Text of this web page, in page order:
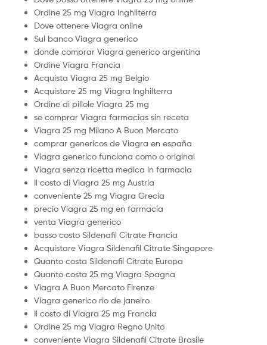
Ordine 25 mg Viagra Inghilterra
Dove ottenere Viagra online
Sul banco Viagra generico
donde comprar Viagra generico argentina
Ordine Viagra Francia
Acquista Viagra 25 mg Belgio
Acquistare 25 mg Viagra Inghilterra
Ordine di pillole Viagra 25 mg
se comprar Viagra farmacias sin receta
Viagra 25 mg Milano A Buon Mercato
comprar genericos de Viagra en españa
Viagra generico funciona como o original
Viagra senza ricetta medica in farmacia
Il costo di Viagra 25 mg Austria
conveniente 25 mg Viagra Grecia
precio Viagra 25 mg en farmacia
venta Viagra generico
basso costo Sildenafil Citrate Francia
Acquistare Viagra Sildenafil Citrate Singapore
Quanto costa Sildenafil Citrate Europa
Quanto costa 25 mg Viagra Spagna
Viagra A Buon Mercato Firenze
Viagra generico rio de janeiro
Il costo di Viagra 25 mg Francia
Ordine 25 mg Viagra Regno Unito
conveniente Viagra Sildenafil Citrate Brasile